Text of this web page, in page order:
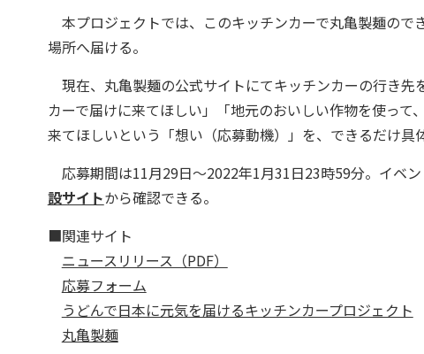
本プロジェクトでは、このキッチンカーで丸亀製麺の
場所へ届ける。
現在、丸亀製麺の公式サイトにてキッチンカーの行き
カーで届けに来てほしい」「地元のおいしい作物を使っ
来てほしいという「想い（応募動機）」を、できるだけ具
応募期間は11月29日～2022年1月31日23時59分。イベ
設サイトから確認できる。
■関連サイト
ニュースリリース（PDF）
応募フォーム
うどんで日本に元気を届けるキッチンカープロジェクト
丸亀製麺